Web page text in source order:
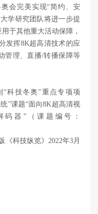
会完美实现“简约、安
学研究团队将进一步提
于其他重大活动保障，
发挥8K超高清技术的应
管理、直播/转播保障等
科技冬奥”重点专项项
”课题“面向8K超高清视
器”（课题编号：
《科技纵览》2022年3月